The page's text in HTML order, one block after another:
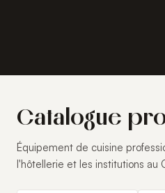
Catalogue
Équipement de cuisine
l'hôtellerie et les institutions au